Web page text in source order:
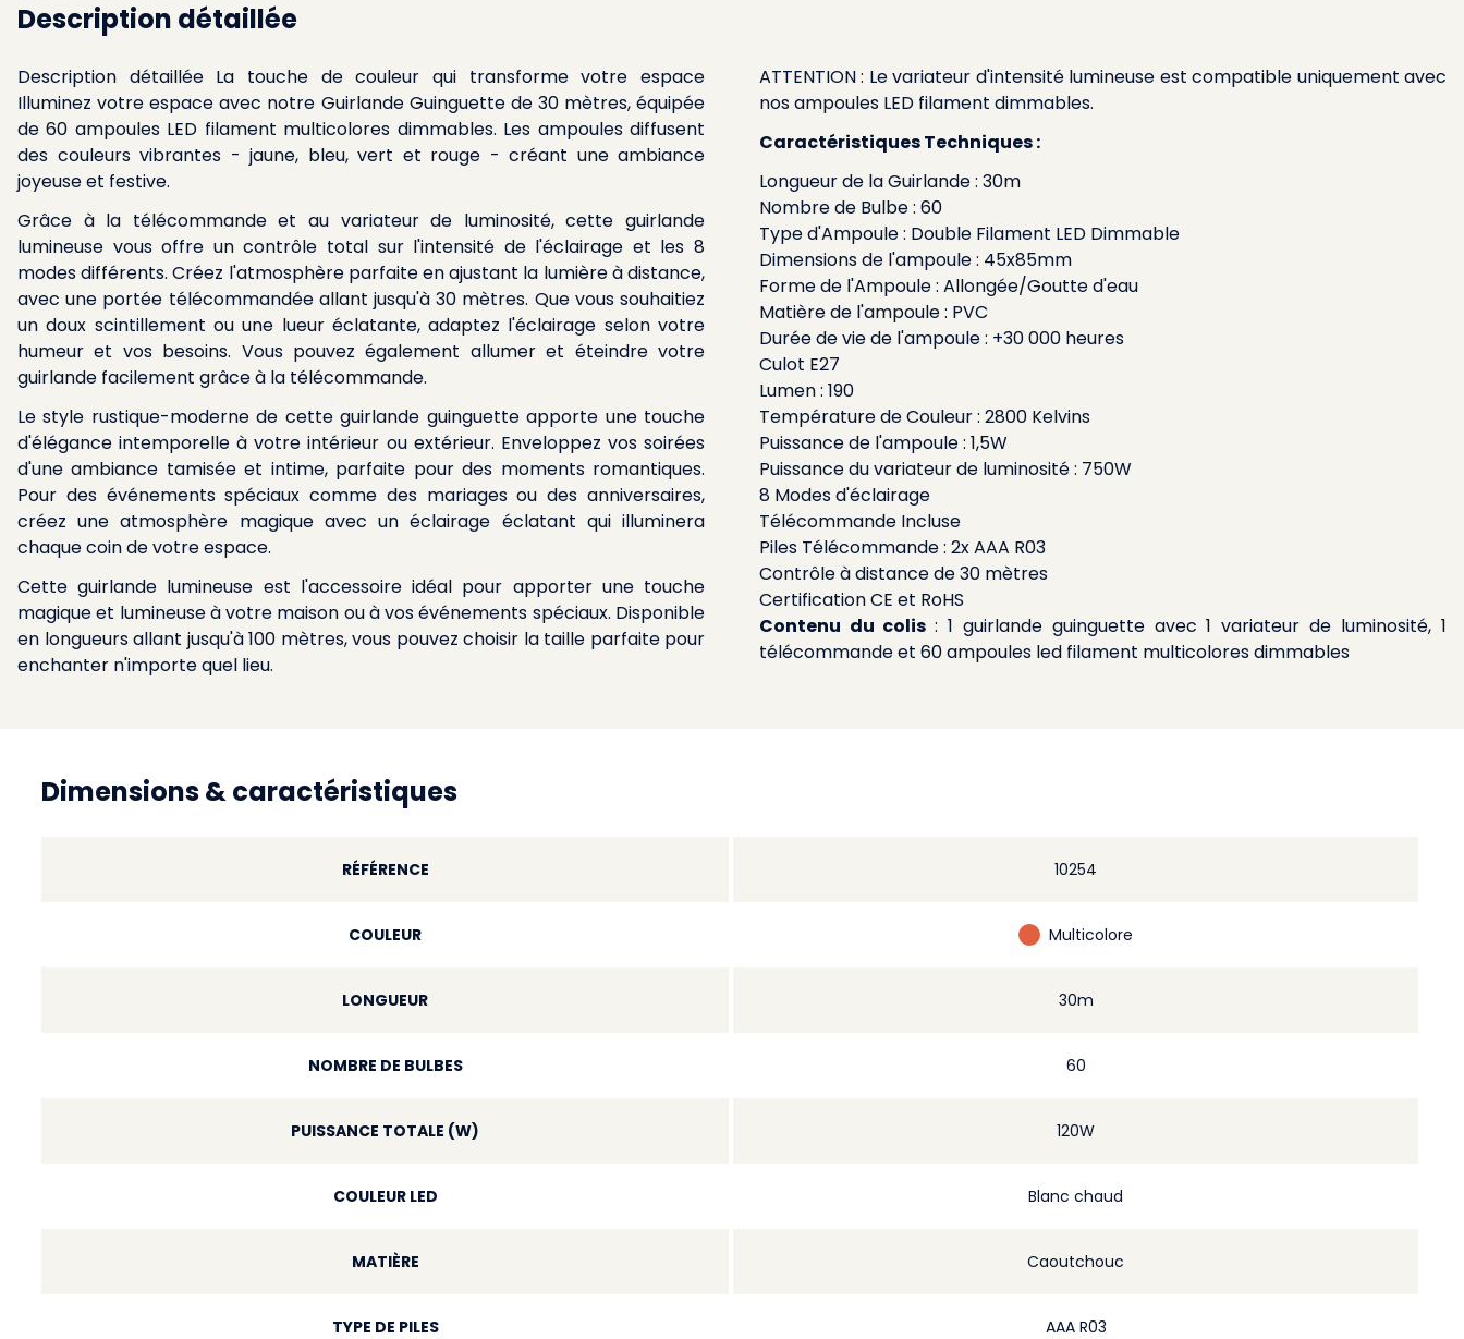
Description détaillée
Description détaillée La touche de couleur qui transforme votre espace
Illuminez votre espace avec notre Guirlande Guinguette de 30 mètres, équipée
de 60 ampoules LED filament multicolores dimmables. Les ampoules diffusent
des couleurs vibrantes - jaune, bleu, vert et rouge - créant une ambiance
joyeuse et festive.
Grâce à la télécommande et au variateur de luminosité, cette guirlande
lumineuse vous offre un contrôle total sur l'intensité de l'éclairage et les 8
modes différents. Créez l'atmosphère parfaite en ajustant la lumière à distance,
avec une portée télécommandée allant jusqu'à 30 mètres. Que vous souhaitiez
un doux scintillement ou une lueur éclatante, adaptez l'éclairage selon votre
humeur et vos besoins. Vous pouvez également allumer et éteindre votre
guirlande facilement grâce à la télécommande.
Le style rustique-moderne de cette guirlande guinguette apporte une touche
d'élégance intemporelle à votre intérieur ou extérieur. Enveloppez vos soirées
d'une ambiance tamisée et intime, parfaite pour des moments romantiques.
Pour des événements spéciaux comme des mariages ou des anniversaires,
créez une atmosphère magique avec un éclairage éclatant qui illuminera
chaque coin de votre espace.
Cette guirlande lumineuse est l'accessoire idéal pour apporter une touche
magique et lumineuse à votre maison ou à vos événements spéciaux. Disponible
en longueurs allant jusqu'à 100 mètres, vous pouvez choisir la taille parfaite pour
enchanter n'importe quel lieu.
ATTENTION : Le variateur d'intensité lumineuse est compatible uniquement avec
nos ampoules LED filament dimmables.
Caractéristiques Techniques :
Longueur de la Guirlande : 30m
Nombre de Bulbe : 60
Type d'Ampoule : Double Filament LED Dimmable
Dimensions de l'ampoule : 45x85mm
Forme de l'Ampoule : Allongée/Goutte d'eau
Matière de l'ampoule : PVC
Durée de vie de l'ampoule : +30 000 heures
Culot E27
Lumen : 190
Température de Couleur : 2800 Kelvins
Puissance de l'ampoule : 1,5W
Puissance du variateur de luminosité : 750W
8 Modes d'éclairage
Télécommande Incluse
Piles Télécommande : 2x AAA R03
Contrôle à distance de 30 mètres
Certification CE et RoHS
Contenu du colis : 1 guirlande guinguette avec 1 variateur de luminosité, 1
télécommande et 60 ampoules led filament multicolores dimmables
Dimensions & caractéristiques
RÉFÉRENCE 10254
COULEUR Multicolore
LONGUEUR 30m
NOMBRE DE BULBES 60
PUISSANCE TOTALE (W) 120W
COULEUR LED Blanc chaud
MATIÈRE Caoutchouc
TYPE DE PILES AAA R03